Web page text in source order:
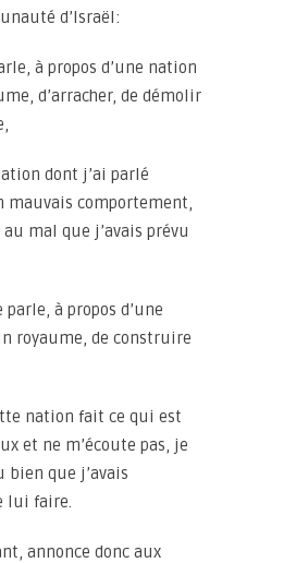
d’Israël:
à propos d’une nation
d’arracher, de démolir
dont j’ai parlé
mauvais comportement,
mal que j’avais prévu
à propos d’une
royaume, de construire
nation fait ce qui est
et ne m’écoute pas, je
bien que j’avais
lui faire.
annonce donc aux